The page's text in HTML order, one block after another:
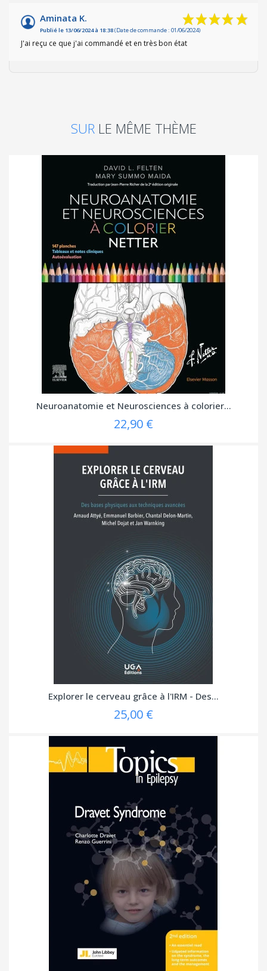
Aminata K.
Publié le 13/06/2024 à 18:38(Date de commande : 01/06/2024)
J'ai reçu ce que j'ai commandé et en très bon état
SUR LE MÊME THÈME
Neuroanatomie et Neurosciences à colorier...
22,90 €
Explorer le cerveau grâce à l'IRM - Des...
25,00 €